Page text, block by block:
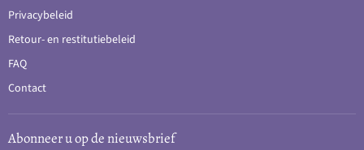
Privacybeleid
Retour- en restitutiebeleid
FAQ
Contact
Abonneer u op de nieuwsbrief